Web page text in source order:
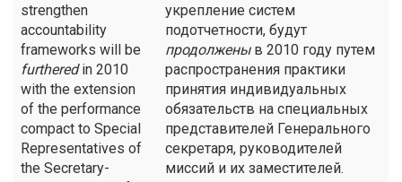
strengthen
accountability
frameworks will be
furtheredin 2010
with the extension
of the performance
compact to Special
Representatives of
the Secretary-
укрепление систем
подотчетности, будут
продолженыв 2010 году путем
распространения практики
принятия индивидуальных
обязательств на специальных
представителей Генерального
секретаря, руководителей
миссий и их заместителей.